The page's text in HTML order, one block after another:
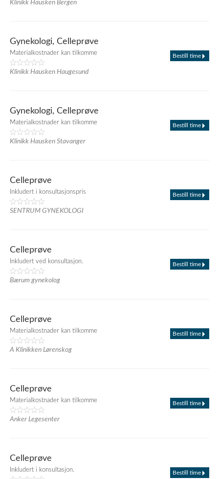
Klinikk Hausken Bergen
Gynekologi, Celleprøve
Materialkostnader kan tilkomme
Klinikk Hausken Haugesund
Bestill time
Gynekologi, Celleprøve
Materialkostnader kan tilkomme
Klinikk Hausken Stavanger
Bestill time
Celleprøve
Inkludert i konsultasjonspris
SENTRUM GYNEKOLOGI
Bestill time
Celleprøve
Inkludert ved konsultasjon.
Bærum gynekolog
Bestill time
Celleprøve
Materialkostnader kan tilkomme
A Klinikken Lørenskog
Bestill time
Celleprøve
Materialkostnader kan tilkomme
Anker Legesenter
Bestill time
Celleprøve
Inkludert i konsultasjon. Bestill time